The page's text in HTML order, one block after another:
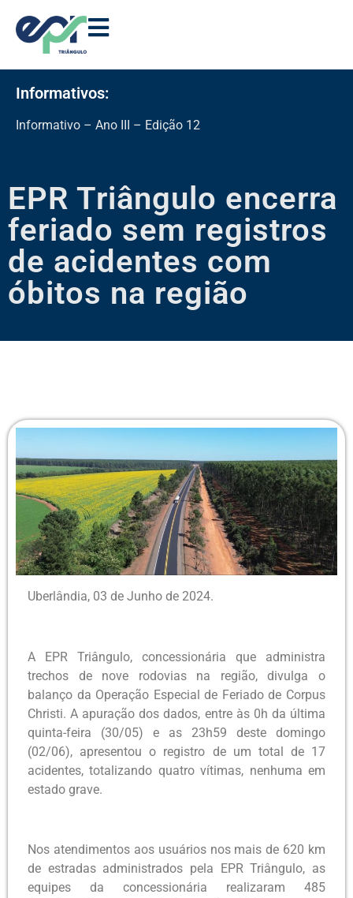
Informativos:
Informativo – Ano III – Edição 12
EPR Triângulo encerra
feriado sem registros
de acidentes com
óbitos na região
Uberlândia, 03 de Junho de 2024.
A EPR Triângulo, concessionária que administra
trechos de nove rodovias na região, divulga o
balanço da Operação Especial de Feriado de Corpus
Christi. A apuração dos dados, entre às 0h da última
quinta-feira (30/05) e as 23h59 deste domingo
(02/06), apresentou o registro de um total de 17
acidentes, totalizando quatro vítimas, nenhuma em
estado grave.
Nos atendimentos aos usuários nos mais de 620 km
de estradas administrados pela EPR Triângulo, as
equipes da concessionária realizaram 485